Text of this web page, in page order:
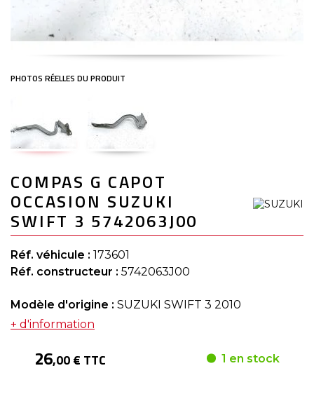
to
the
beginning
of
the
images
gallery
COMPAS G CAPOT
OCCASION SUZUKI
SWIFT 3 5742063J00
Réf. véhicule : 173601
Réf. constructeur : 5742063J00
Modèle d'origine : SUZUKI SWIFT 3 2010
+ d'information
26,00 € TTC 1 en stock